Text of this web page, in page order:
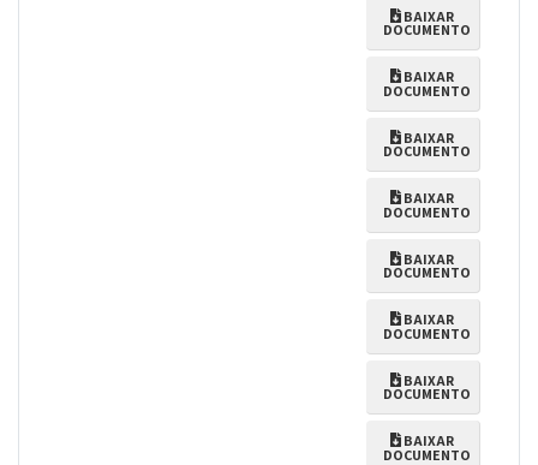
BAIXAR
DOCUMENTO
BAIXAR
DOCUMENTO
BAIXAR
DOCUMENTO
BAIXAR
DOCUMENTO
BAIXAR
DOCUMENTO
BAIXAR
DOCUMENTO
BAIXAR
DOCUMENTO
BAIXAR
DOCUMENTO